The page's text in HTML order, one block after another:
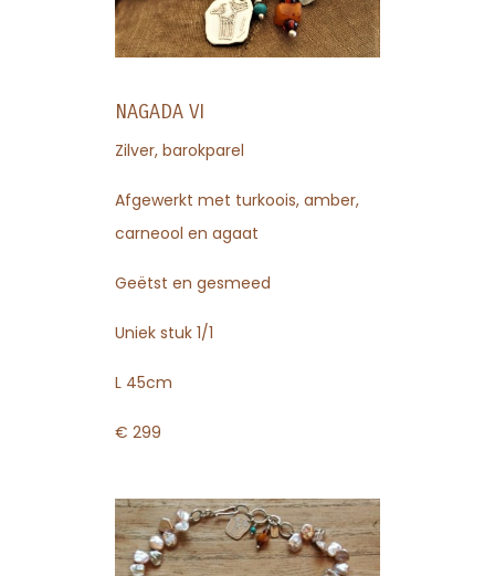
NAGADA VI
Zilver, barokparel
Afgewerkt met turkoois, amber,
carneool en agaat
Geëtst en gesmeed
Uniek stuk 1/1
L 45cm
€ 299